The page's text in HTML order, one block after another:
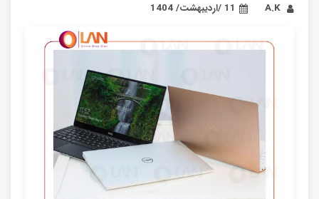
11 /اردیبهشت/ 1404